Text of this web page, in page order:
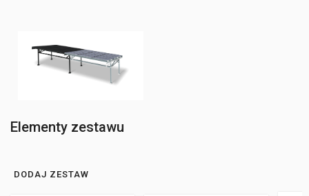
Elementy zestawu
DODAJ ZESTAW